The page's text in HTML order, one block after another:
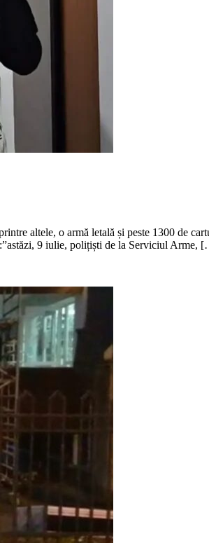
altele, o armă letală și peste 1300 de
9 iulie, polițiști de la Serviciul Arme,